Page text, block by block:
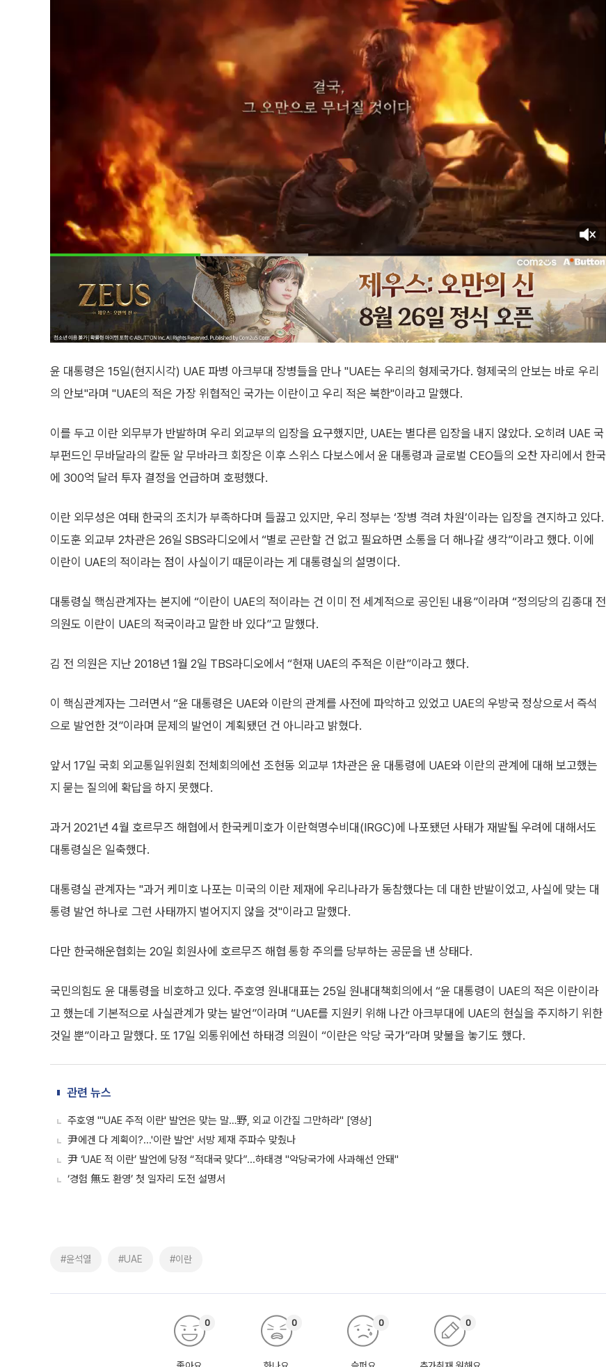
윤 대통령은 15일(현지시각) UAE 파병 아크부대 장병들을 만나 "UAE는 우리의 형제국가다. 형제국의 안보는 바로 우리
의 안보"라며 "UAE의 적은 가장 위협적인 국가는 이란이고 우리 적은 북한"이라고 말했다.
이를 두고 이란 외무부가 반발하며 우리 외교부의 입장을 요구했지만, UAE는 별다른 입장을 내지 않았다. 오히려 UAE 국
부펀드인 무바달라의 칼둔 알 무바라크 회장은 이후 스위스 다보스에서 윤 대통령과 글로벌 CEO들의 오찬 자리에서 한국
에 300억 달러 투자 결정을 언급하며 호평했다.
이란 외무성은 여태 한국의 조치가 부족하다며 들끓고 있지만, 우리 정부는 ‘장병 격려 차원’이라는 입장을 견지하고 있다.
이도훈 외교부 2차관은 26일 SBS라디오에서 “별로 곤란할 건 없고 필요하면 소통을 더 해나갈 생각”이라고 했다. 이에
이란이 UAE의 적이라는 점이 사실이기 때문이라는 게 대통령실의 설명이다.
대통령실 핵심관계자는 본지에 “이란이 UAE의 적이라는 건 이미 전 세계적으로 공인된 내용”이라며 “정의당의 김종대 전
의원도 이란이 UAE의 적국이라고 말한 바 있다”고 말했다.
김 전 의원은 지난 2018년 1월 2일 TBS라디오에서 “현재 UAE의 주적은 이란”이라고 했다.
이 핵심관계자는 그러면서 “윤 대통령은 UAE와 이란의 관계를 사전에 파악하고 있었고 UAE의 우방국 정상으로서 즉석
으로 발언한 것”이라며 문제의 발언이 계획됐던 건 아니라고 밝혔다.
앞서 17일 국회 외교통일위원회 전체회의에선 조현동 외교부 1차관은 윤 대통령에 UAE와 이란의 관계에 대해 보고했는
지 묻는 질의에 확답을 하지 못했다.
과거 2021년 4월 호르무즈 해협에서 한국케미호가 이란혁명수비대(IRGC)에 나포됐던 사태가 재발될 우려에 대해서도
대통령실은 일축했다.
대통령실 관계자는 "과거 케미호 나포는 미국의 이란 제재에 우리나라가 동참했다는 데 대한 반발이었고, 사실에 맞는 대
통령 발언 하나로 그런 사태까지 벌어지지 않을 것"이라고 말했다.
다만 한국해운협회는 20일 회원사에 호르무즈 해협 통항 주의를 당부하는 공문을 낸 상태다.
국민의힘도 윤 대통령을 비호하고 있다. 주호영 원내대표는 25일 원내대책회의에서 “윤 대통령이 UAE의 적은 이란이라
고 했는데 기본적으로 사실관계가 맞는 발언”이라며 “UAE를 지원키 위해 나간 아크부대에 UAE의 현실을 주지하기 위한
것일 뿐”이라고 말했다. 또 17일 외통위에선 하태경 의원이 “이란은 악당 국가”라며 맞불을 놓기도 했다.
관련 뉴스
주호영 "'UAE 주적 이란' 발언은 맞는 말…野, 외교 이간질 그만하라" [영상]
尹에겐 다 계획이?...'이란 발언' 서방 제재 주파수 맞췄나
尹 ‘UAE 적 이란’ 발언에 당정 “적대국 맞다”...하태경 "악당국가에 사과해선 안돼"
‘경험 無도 환영’ 첫 일자리 도전 설명서
#윤석열 #UAE #이란
0 0 0 0